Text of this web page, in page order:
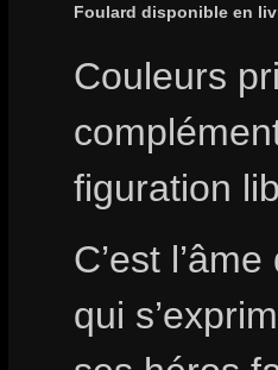
Foulard disponible en
Couleurs
figuration
C’est
qui